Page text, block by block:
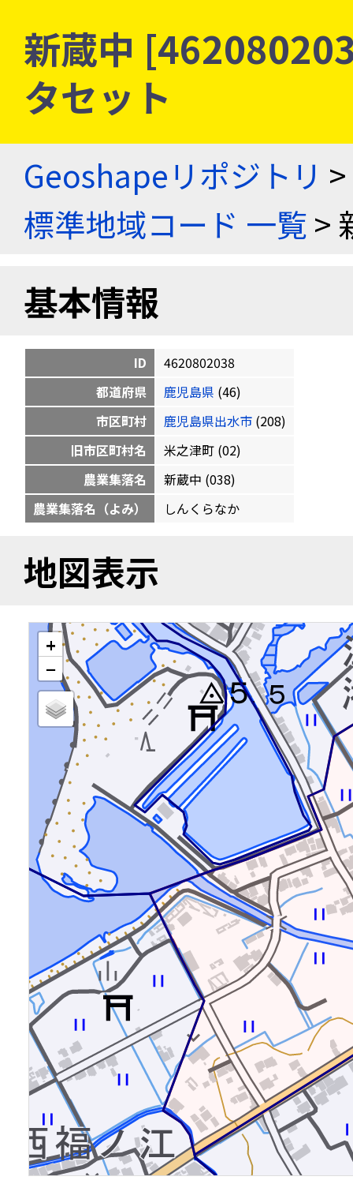
新蔵中
タセット
Geoshapeリポジトリ >
標準地域コード 一覧>
基本情報
ID
4620802038
都道府県
鹿児島県 (46)
市区町村
鹿児島県出水市 (208)
旧市区町村名
米之津町 (02)
農業集落名
新蔵中 (038)
農業集落名（よみ）
しんくらなか
地図表示
+
−